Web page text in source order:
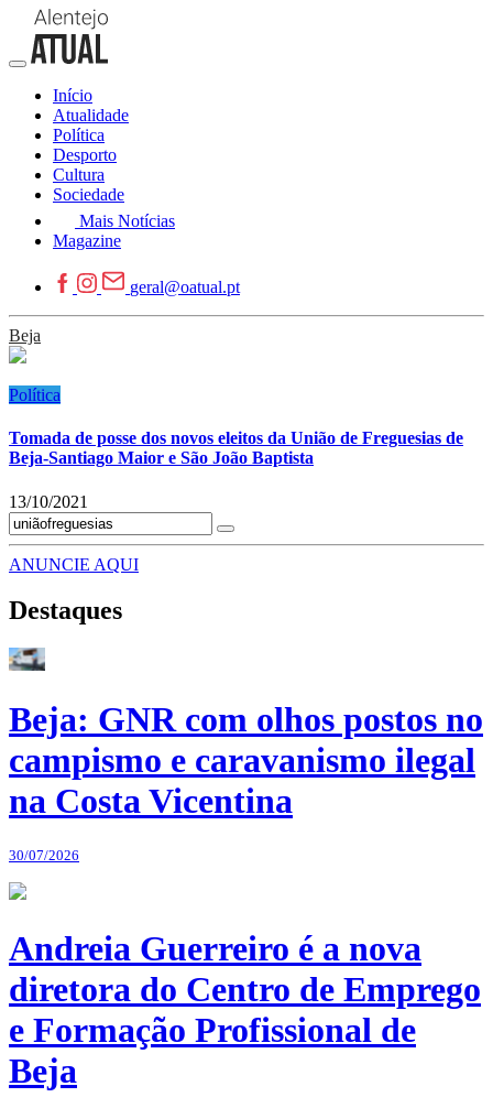
Início
Atualidade
Política
Desporto
Cultura
Sociedade
Mais Notícias
Magazine
geral@oatual.pt
Beja
Política
Tomada de posse dos novos eleitos da União de Freguesias de
Beja-Santiago Maior e São João Baptista
13/10/2021
ANUNCIE AQUI
Destaques
Beja: GNR com olhos postos no
campismo e caravanismo ilegal
na Costa Vicentina
30/07/2026
Andreia Guerreiro é a nova
diretora do Centro de Emprego
e Formação Profissional de
Beja